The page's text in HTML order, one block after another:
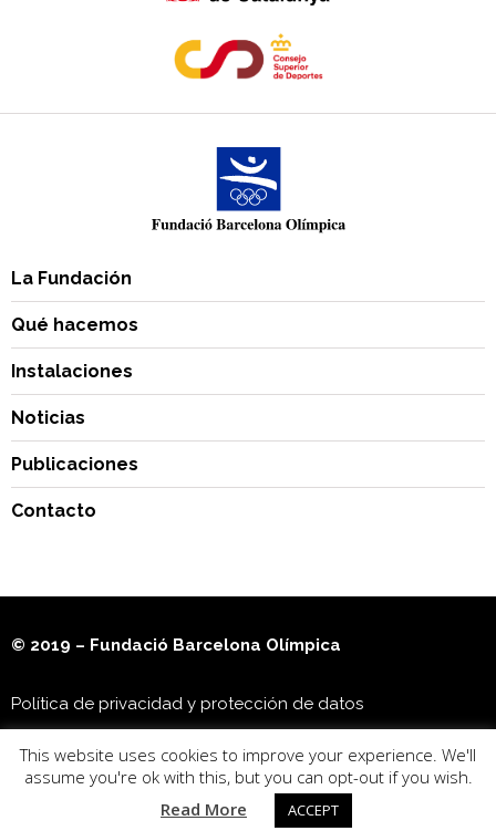
La Fundación
Qué hacemos
Instalaciones
Noticias
Publicaciones
Contacto
© 2019 – Fundació Barcelona Olímpica
Política de privacidad y protección de datos
Museu Olímpic i de l’Esport Joan Antoni Samaranch
This website uses cookies to improve your experience. We'll
assume you're ok with this, but you can opt-out if you wish.
Read More
ACCEPT